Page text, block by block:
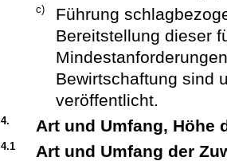
c)
Führung
Bereitstellung dieser
Bewirtschaftung sind
veröffentlicht.
4. Art und Umfang, Höhe
4.1 Art und Umfang der